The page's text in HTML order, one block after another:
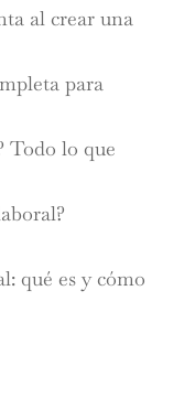
al crear una
para
Todo lo que
qué es y cómo